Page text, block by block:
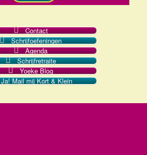
Contact
Schrijfoefeningen
Agenda
Schrijfretraite
Yoeke Blog
Ja! Mail mij Kort & Klein